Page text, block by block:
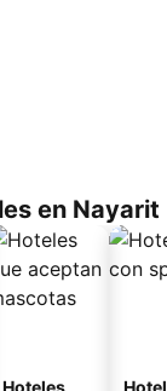
en Nayarit
Hoteles